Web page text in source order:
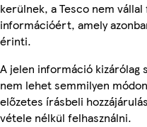
kerülnek, a Tesco nem
információért, amely
érinti.
A jelen információ kizárólag
nem lehet semmilyen
előzetes írásbeli
vétele nélkül felhasználni.